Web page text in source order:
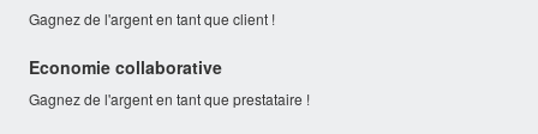
Gagnez de l'argent en tant que client !
Economie collaborative
Gagnez de l'argent en tant que prestataire !